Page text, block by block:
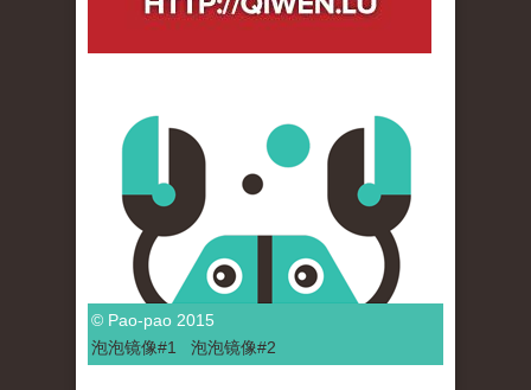
© Pao-pao 2015
泡泡镜像#1 泡泡镜像#2